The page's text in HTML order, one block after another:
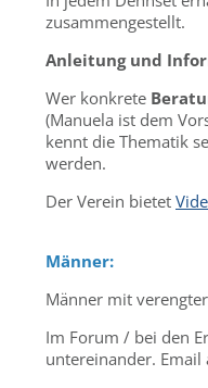
zusammengestellt.
Anleitung und
Wer konkrete
(Manuela ist dem
kennt die Thematik
werden.
Der Verein bietet
Männer:
Männer mit
Im Forum / bei den
untereinander. Email